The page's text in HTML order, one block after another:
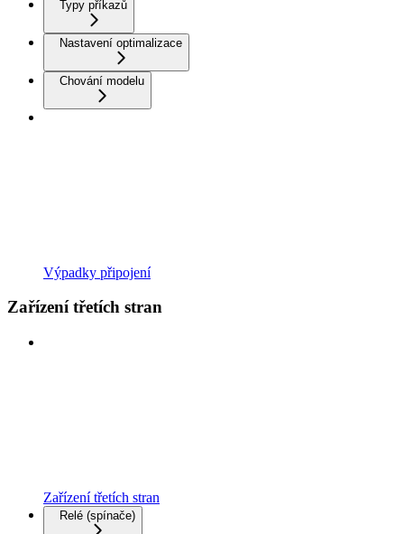
Typy příkazů
Nastavení optimalizace
Chování modelu
Výpadky připojení
Zařízení třetích stran
Zařízení třetích stran
Relé (spínače)